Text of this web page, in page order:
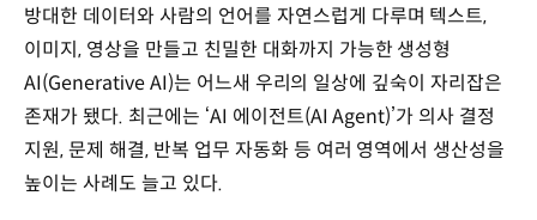
방대한 데이터와 사람의 언어를 자연스럽게 다루며 텍스트,
이미지, 영상을 만들고 친밀한 대화까지 가능한 생성형
AI(Generative AI)는 어느새 우리의 일상에 깊숙이 자리잡은
존재가 됐다. 최근에는 ‘AI 에이전트(AI Agent)’가 의사 결정
지원, 문제 해결, 반복 업무 자동화 등 여러 영역에서 생산성을
높이는 사례도 늘고 있다.